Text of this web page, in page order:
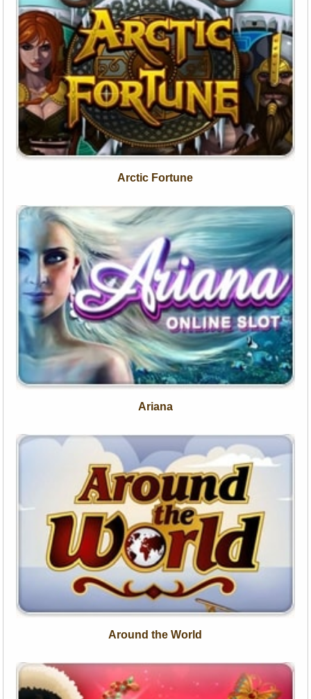
Arctic Fortune
Ariana
Around the World